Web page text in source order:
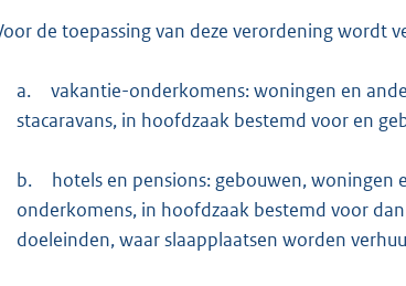
de toepassing van deze verordening wordt
a.
vakantie-onderkomens: woningen en
stacaravans, in hoofdzaak bestemd voor en
b.
hotels en pensions: gebouwen,
onderkomens, in hoofdzaak bestemd voor
doeleinden, waar slaapplaatsen worden